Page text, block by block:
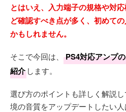
とはいえ、入力端子の規格や対
ど確認すべき点が多く、初めて
かもしれません。
そこで今回は、
PS4対応アンプ
紹介 します。
選び方のポイントも詳しく解説
境の音質をアップデートしたい